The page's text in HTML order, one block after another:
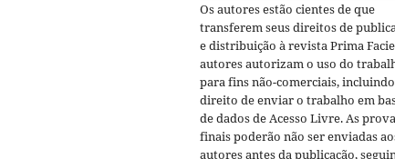
Os autores estão cientes de que
transferem seus direitos de
e distribuição à revista Prima
autores autorizam o uso do
para fins não-comerciais, incluindo
direito de enviar o trabalho em
de dados de Acesso Livre. As
finais poderão não ser enviadas
autores antes da publicação,